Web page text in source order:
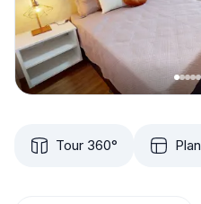
Tour 360°